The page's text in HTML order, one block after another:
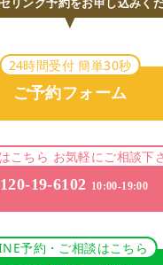
24時間受付 簡単30秒
ご予約フォーム
こちら お気軽にご相談下
19-6102 10:00-19:00
予約・ご相談はこちら